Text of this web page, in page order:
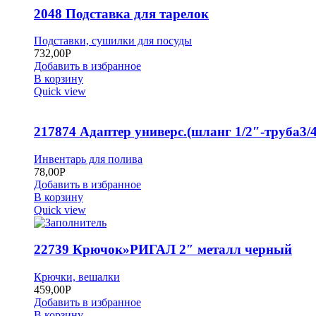
2048 Подставка для тарелок
Подставки, сушилки для посуды
732,00Р
Добавить в избранное
В корзину
Quick view
217874 Адаптер универс.(шланг 1/2″-труба3/
Инвентарь для полива
78,00Р
Добавить в избранное
В корзину
Quick view
22739 Крючок»РИГАЛ 2″ металл черный
Крючки, вешалки
459,00Р
Добавить в избранное